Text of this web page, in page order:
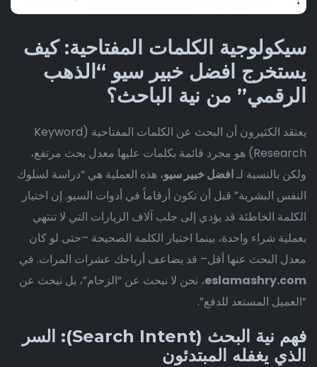
سيكولوجية الكلمات المفتاحية: كيف
يستخرج افضل خبير سيو “الذهب
الرقمي” من نية الباحث؟
يعتقد الكثيرون أن البحث عن الكلمات المفتاحية (Keyword
Research) هو مجرد قائمة بكلمات عليها معدل بحث مرتفع،
ولكن بالنسبة لـافضل خبير سيو، هذه العملية هي “دراسة لسلوك
النفس البشرية” قبل أن تكون أرقاماً في أدوات السيو. إن اختيار
الكلمة الخاطئة قد يؤدي إلى جلب آلاف الزيارات التي لا تنتهي
بعملية شراء واحدة، بينما اختيار الكلمة الصحيحة –حتى لو كان
معدل البحث عنها أقل– قد يضاعف أرباحك عشرات المرات. في
eslamashry.com، نحن لا نبحث عن “الزحام”، بل نبحث عن
“العميل المستعد للدفع”.
فهم نية البحث (Search Intent): السر
الذي يغفله المبتدئون